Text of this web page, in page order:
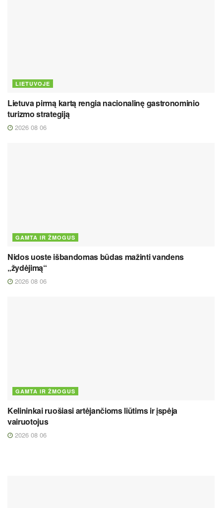
LIETUVOJE
Lietuva pirmą kartą rengia nacionalinę gastronominio
turizmo strategiją
2026 08 06
GAMTA IR ŽMOGUS
Nidos uoste išbandomas būdas mažinti vandens
„žydėjimą“
2026 08 06
GAMTA IR ŽMOGUS
Kelininkai ruošiasi artėjančioms liūtims ir įspėja
vairuotojus
2026 08 06